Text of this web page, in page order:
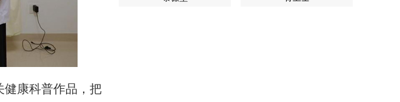
健康科普作品，把